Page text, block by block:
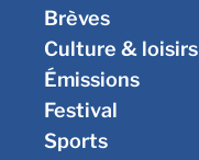
Brèves
Culture & loisirs
Émissions
Festival
Sports